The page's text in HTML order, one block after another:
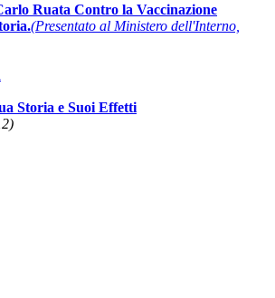
Ruata Contro la Vaccinazione
(Presentato al Ministero dell'Interno,
Storia e Suoi Effetti